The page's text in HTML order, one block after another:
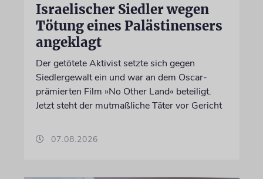
Israelischer Siedler wegen
Tötung eines Palästinensers
angeklagt
Der getötete Aktivist setzte sich gegen
Siedlergewalt ein und war an dem Oscar-
prämierten Film »No Other Land« beteiligt.
Jetzt steht der mutmaßliche Täter vor Gericht
07.08.2026